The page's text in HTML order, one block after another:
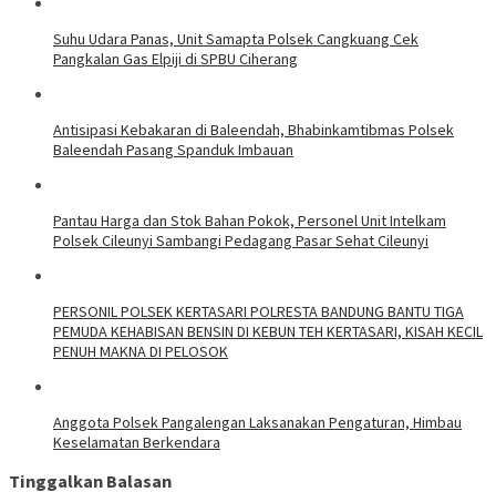
Suhu Udara Panas, Unit Samapta Polsek Cangkuang Cek
Pangkalan Gas Elpiji di SPBU Ciherang
Antisipasi Kebakaran di Baleendah, Bhabinkamtibmas Polsek
Baleendah Pasang Spanduk Imbauan
Pantau Harga dan Stok Bahan Pokok, Personel Unit Intelkam
Polsek Cileunyi Sambangi Pedagang Pasar Sehat Cileunyi
PERSONIL POLSEK KERTASARI POLRESTA BANDUNG BANTU TIGA
PEMUDA KEHABISAN BENSIN DI KEBUN TEH KERTASARI, KISAH KECIL
PENUH MAKNA DI PELOSOK
Anggota Polsek Pangalengan Laksanakan Pengaturan, Himbau
Keselamatan Berkendara
Tinggalkan Balasan